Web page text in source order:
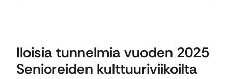
Iloisia tunnelmia vuoden 2025
Senioreiden kulttuuriviikoilta